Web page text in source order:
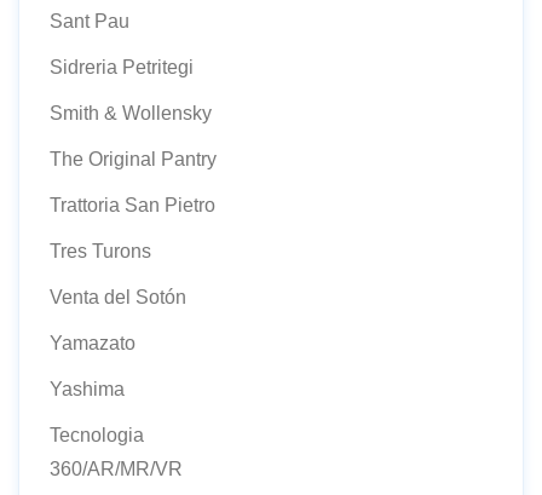
Sant Pau
Sidreria Petritegi
Smith & Wollensky
The Original Pantry
Trattoria San Pietro
Tres Turons
Venta del Sotón
Yamazato
Yashima
Tecnologia
360/AR/MR/VR